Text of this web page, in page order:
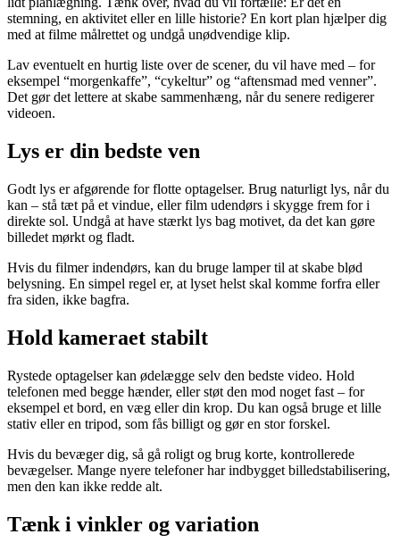
stemning, en aktivitet eller en lille historie? En kort plan hjælper dig
med at filme målrettet og undgå unødvendige klip.
Lav eventuelt en hurtig liste over de scener, du vil have med – for
eksempel “morgenkaffe”, “cykeltur” og “aftensmad med venner”.
Det gør det lettere at skabe sammenhæng, når du senere redigerer
videoen.
Lys er din bedste ven
Godt lys er afgørende for flotte optagelser. Brug naturligt lys, når du
kan – stå tæt på et vindue, eller film udendørs i skygge frem for i
direkte sol. Undgå at have stærkt lys bag motivet, da det kan gøre
billedet mørkt og fladt.
Hvis du filmer indendørs, kan du bruge lamper til at skabe blød
belysning. En simpel regel er, at lyset helst skal komme forfra eller
fra siden, ikke bagfra.
Hold kameraet stabilt
Rystede optagelser kan ødelægge selv den bedste video. Hold
telefonen med begge hænder, eller støt den mod noget fast – for
eksempel et bord, en væg eller din krop. Du kan også bruge et lille
stativ eller en tripod, som fås billigt og gør en stor forskel.
Hvis du bevæger dig, så gå roligt og brug korte, kontrollerede
bevægelser. Mange nyere telefoner har indbygget billedstabilisering,
men den kan ikke redde alt.
Tænk i vinkler og variation